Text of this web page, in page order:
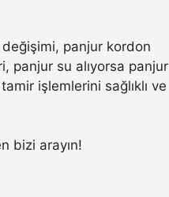
panjur kordon
panjur su alıyorsa panjur
işlemlerini sağlıklı ve
bizi arayın!